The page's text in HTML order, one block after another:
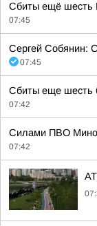
Сбиты ещё шесть
07:45
Сергей Собянин:
07:45
Сбиты еще шесть
07:42
Силами ПВО
07:42